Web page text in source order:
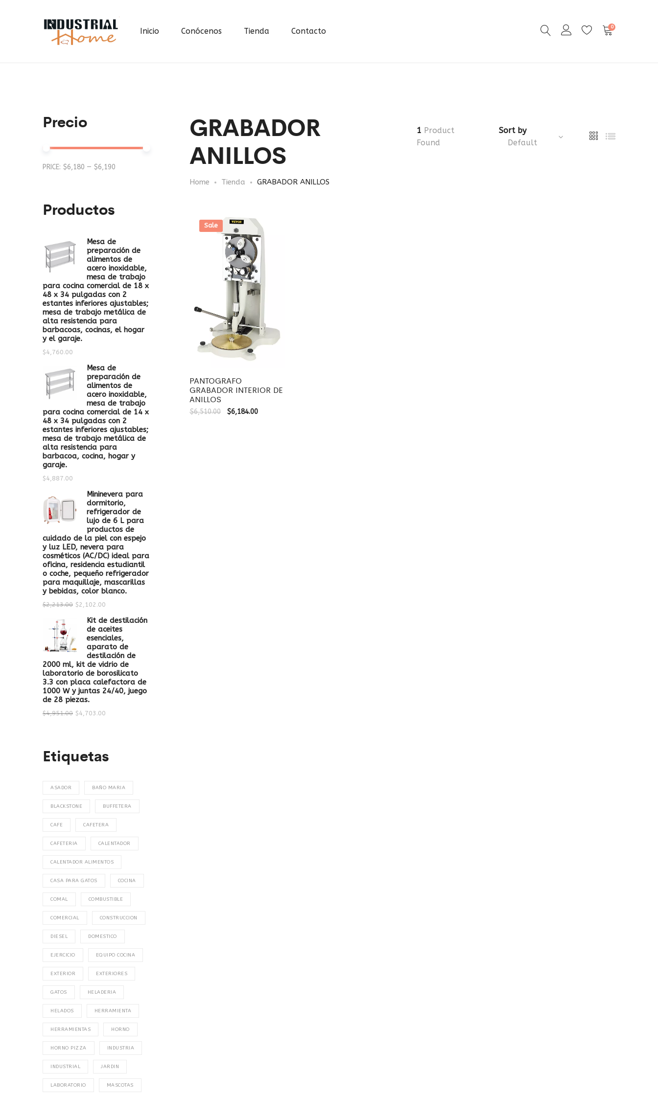
Inicio Conócenos Tienda Contacto 0
GRABADOR
ANILLOS
Home Tienda GRABADOR ANILLOS
1 Product
Found
Sort by
Default
Sale
PANTOGRAFO
GRABADOR INTERIOR DE
ANILLOS
$6,510.00 $6,184.00
Precio
PRICE: $6,180 — $6,190
Productos
Mesa de
preparación de
alimentos de
acero inoxidable,
mesa de trabajo
para cocina comercial de 18 x
48 x 34 pulgadas con 2
estantes inferiores ajustables;
mesa de trabajo metálica de
alta resistencia para
barbacoas, cocinas, el hogar
y el garaje.
$4,760.00
Mesa de
preparación de
alimentos de
acero inoxidable,
mesa de trabajo
para cocina comercial de 14 x
48 x 34 pulgadas con 2
estantes inferiores ajustables;
mesa de trabajo metálica de
alta resistencia para
barbacoa, cocina, hogar y
garaje.
$4,887.00
Mininevera para
dormitorio,
refrigerador de
lujo de 6 L para
productos de
cuidado de la piel con espejo
y luz LED, nevera para
cosméticos (AC/DC) ideal para
oficina, residencia estudiantil
o coche, pequeño refrigerador
para maquillaje, mascarillas
y bebidas, color blanco.
$2,213.00 $2,102.00
Kit de destilación
de aceites
esenciales,
aparato de
destilación de
2000 ml, kit de vidrio de
laboratorio de borosilicato
3.3 con placa calefactora de
1000 W y juntas 24/40, juego
de 28 piezas.
$4,951.00 $4,703.00
Etiquetas
ASADOR BAÑO MARIA
BLACKSTONE BUFFETERA
CAFE CAFETERA
CAFETERIA CALENTADOR
CALENTADOR ALIMENTOS
CASA PARA GATOS COCINA
COMAL COMBUSTIBLE
COMERCIAL CONSTRUCCION
DIESEL DOMESTICO
EJERCICIO EQUIPO COCINA
EXTERIOR EXTERIORES
GATOS HELADERIA
HELADOS HERRAMIENTA
HERRAMIENTAS HORNO
HORNO PIZZA INDUSTRIA
INDUSTRIAL JARDIN
LABORATORIO MASCOTAS